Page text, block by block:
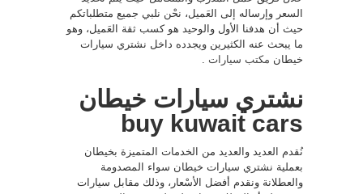
السعر وإرساله إلى العَميل، نحْن نلبي جميع متطلباتكم
حيث أن هدفنا الأول والوحيد هو كسب ثقة العَميل، وهو
ما يبحث عنه الكثيرين ويجدده داخل نشتري سيارات
خيطان مكتب سيارات
نشتري سيارات خيطان
buy kuwait cars
نُقدم العديد والعديد من الخدمات المتميزة بخيطان
بعملية نشتري سيارات خيطان سواء المصدومة
والعطلانة ونقدم أفضل الأسْعار، وذلك مقابل سيارات